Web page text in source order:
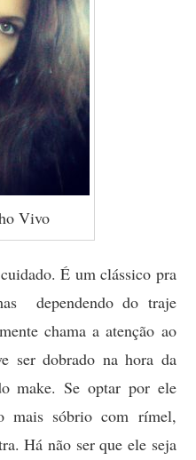
Vivo
É um clássico pra
dependendo do traje
chama a atenção ao
ser dobrado na hora da
make. Se optar por ele
mais sóbrio com rímel,
Há não ser que ele seja